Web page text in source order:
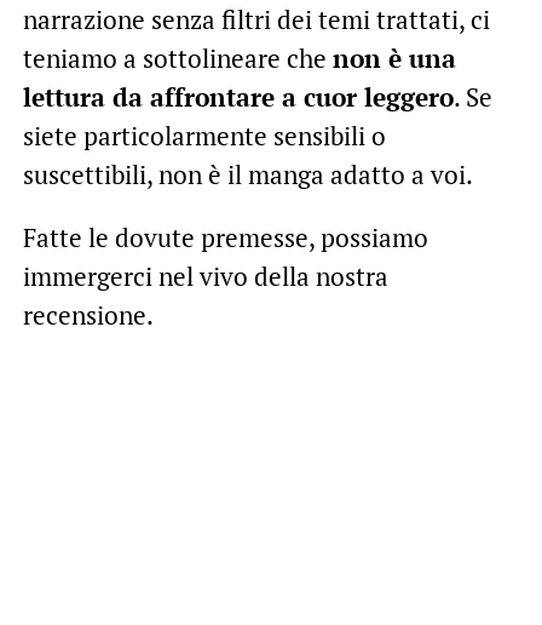
narrazione senza filtri dei temi trattati, ci
teniamo a sottolineare che non è una
lettura da affrontare a cuor leggero. Se
siete particolarmente sensibili o
suscettibili, non è il manga adatto a voi.
Fatte le dovute premesse, possiamo
immergerci nel vivo della nostra
recensione.